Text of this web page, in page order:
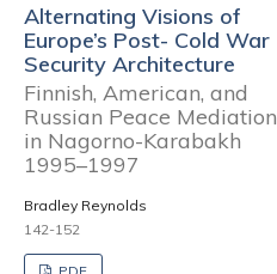
Alternating Visions of
Europe’s Post- Cold War
Security Architecture
Finnish, American, and
Russian Peace Mediation
in Nagorno-Karabakh
1995–1997
Bradley Reynolds
142-152